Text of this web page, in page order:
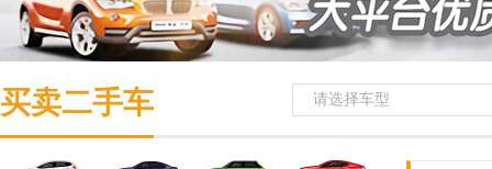
买卖二手车 请选择车型